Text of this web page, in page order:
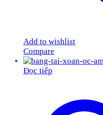
Add to wishlist
Compare
Đọc tiếp